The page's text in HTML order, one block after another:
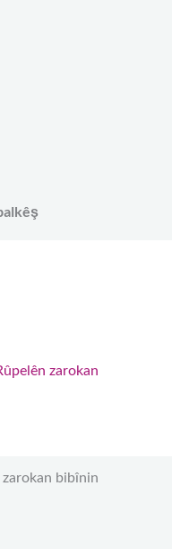
...
zarokan
bibînin: